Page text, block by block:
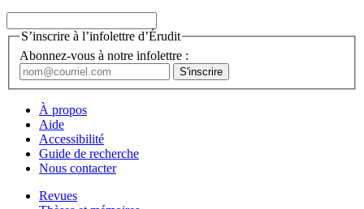
S’inscrire à l’infolettre d’Érudit
Abonnez-vous à notre infolettre :
À propos
Aide
Accessibilité
Guide de recherche
Nous contacter
Revues